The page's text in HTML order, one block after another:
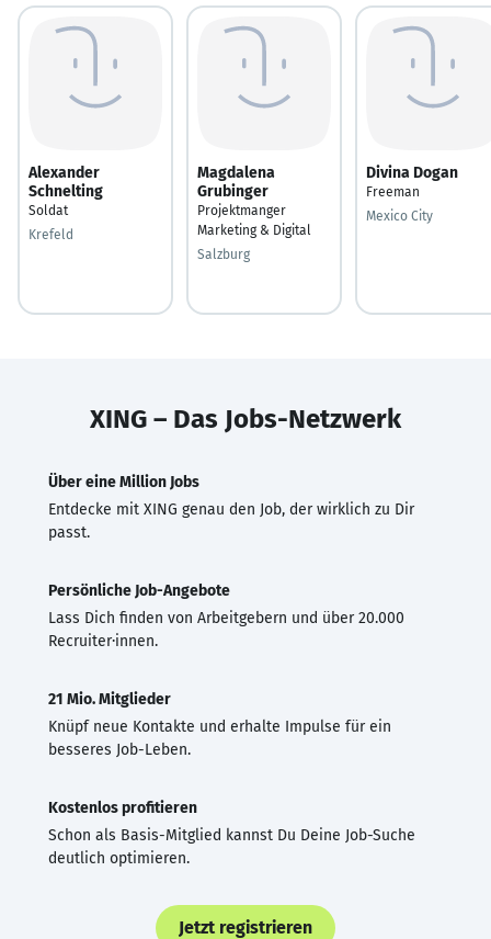
Alexander
Schnelting
Soldat
Krefeld
Magdalena
Grubinger
Projektmanger
Marketing & Digital
Salzburg
Divina Dogan
Freeman
Mexico City
XING – Das Jobs-Netzwerk
Über eine Million Jobs
Entdecke mit XING genau den Job, der wirklich zu Dir
passt.
Persönliche Job-Angebote
Lass Dich finden von Arbeitgebern und über 20.000
Recruiter·innen.
21 Mio. Mitglieder
Knüpf neue Kontakte und erhalte Impulse für ein
besseres Job-Leben.
Kostenlos profitieren
Schon als Basis-Mitglied kannst Du Deine Job-Suche
deutlich optimieren.
Jetzt registrieren